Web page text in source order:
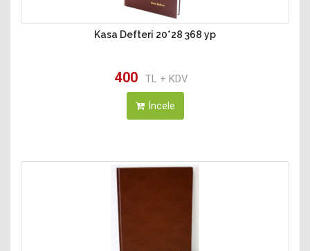
Kasa Defteri 20*28 368 yp
400 TL + KDV
İncele